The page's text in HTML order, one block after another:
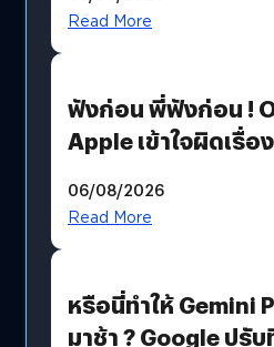
รหัสผ่านหลุด ไม่ใช่แฮ
Read More
ฟังก่อน พี่ฟังก่อน !
Apple เข้าใจผิดเรื่อ
06/08/2026
Read More
หรือนี่ทำให้ Gemini
มาช้า ? Google ปรับ